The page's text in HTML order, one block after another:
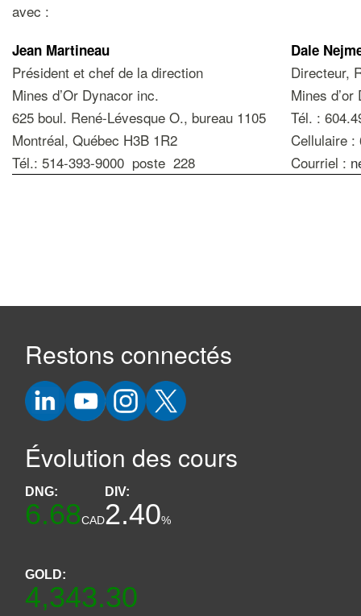
avec :
Jean Martineau
Président et chef de la direction
Mines d’Or Dynacor inc.
625 boul. René-Lévesque O., bureau 1105
Montréal, Québec H3B 1R2
Tél.: 514-393-9000 poste 228
Dale
Directeur,
Mines
Tél. :
Cellulaire :
Courriel :
Restons connectés
Évolution des cours
DNG:
6.68CAD
DIV:
2.40%
GOLD:
4,343.30